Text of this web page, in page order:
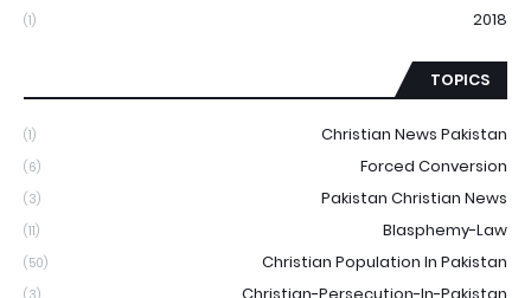
2018
(1)
TOPICS
Christian News Pakistan
(1)
Forced Conversion
(6)
Pakistan Christian News
(3)
Blasphemy-Law
(11)
Christian Population In Pakistan
(50)